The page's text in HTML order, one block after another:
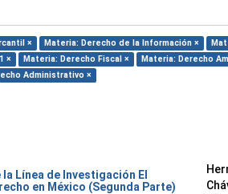
× Materia: Derecho de la Información ×
× Materia: Derecho Fiscal × Materia: Derecho
Administrativo ×
Línea de Investigación El
en México (Segunda Parte)